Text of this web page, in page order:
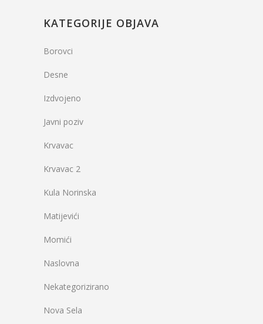
KATEGORIJE OBJAVA
Borovci
Desne
Izdvojeno
Javni poziv
Krvavac
Krvavac 2
Kula Norinska
Matijevići
Momići
Naslovna
Nekategorizirano
Nova Sela